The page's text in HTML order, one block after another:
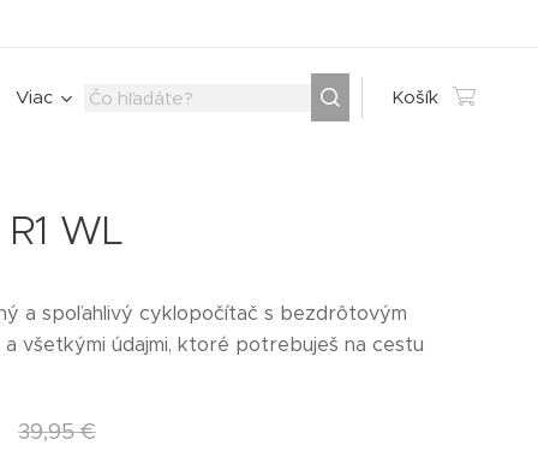
Viac Košík
WL
a spoľahlivý cyklopočítač s bezdrôtovým
a všetkými údajmi, ktoré potrebuješ na cestu
39,95€